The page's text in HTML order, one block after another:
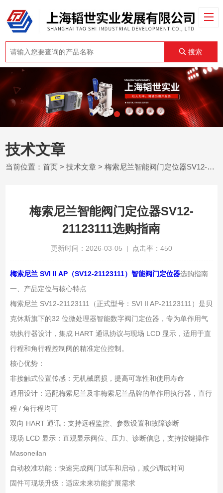
搜索
技术文章
当前位置：首页 >技术文章 > 梅索尼兰智能阀门定位器SV12-21123111选购指南
梅索尼兰智能阀门定位器SV12-
21123111选购指南
更新时间：2026-03-05 | 点击率：450
梅索尼兰 SVI II AP（SV12-21123111）智能阀门定位器选购指南
一、产品定位与核心特点
梅索尼兰 SV12-21123111（正式型号：SVI II AP-21123111）是贝
克休斯旗下的32 位微处理器智能数字阀门定位器，专为单作用气
动执行器设计，集成 HART 通讯协议与现场 LCD 显示，适用于直
行程和角行程控制阀的精准定位控制。
核心优势：
非接触式位置传感：无机械磨损，提高可靠性和使用寿命
通用设计：适配梅索尼兰及非梅索尼兰品牌的单作用执行器，直行
程 / 角行程均可
双向 HART 通讯：支持远程监控、参数设置和故障诊断
现场 LCD 显示：直观显示阀位、压力、诊断信息，支持按键操作
Masoneilan
自动校准功能：快速完成阀门试车和启动，减少调试时间
固件可现场升级：适应未来功能扩展需求